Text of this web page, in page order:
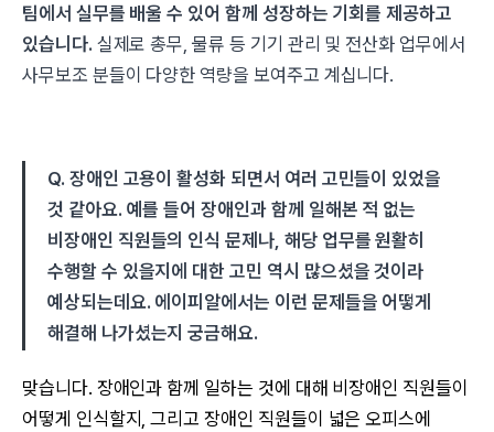
팀에서 실무를 배울 수 있어 함께 성장하는 기회를 제공하고
있습니다. 실제로 총무, 물류 등 기기 관리 및 전산화 업무에서
사무보조 분들이 다양한 역량을 보여주고 계십니다.
Q. 장애인 고용이 활성화 되면서 여러 고민들이 있었을
것 같아요. 예를 들어 장애인과 함께 일해본 적 없는
비장애인 직원들의 인식 문제나, 해당 업무를 원활히
수행할 수 있을지에 대한 고민 역시 많으셨을 것이라
예상되는데요. 에이피알에서는 이런 문제들을 어떻게
해결해 나가셨는지 궁금해요.
맞습니다. 장애인과 함께 일하는 것에 대해 비장애인 직원들이
어떻게 인식할지, 그리고 장애인 직원들이 넓은 오피스에